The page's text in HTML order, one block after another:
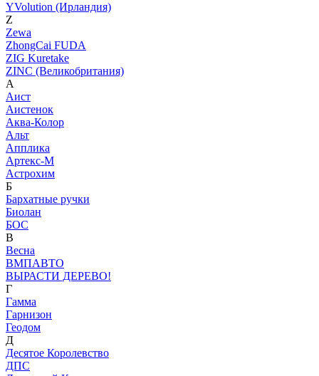
YVolution (Ирландия)
Z
Zewa
ZhongCai FUDA
ZIG Kuretake
ZINC (Великобритания)
А
Аист
Аистенок
Аква-Колор
Альт
Апплика
Артекс-М
Астрохим
Б
Бархатные ручки
Биолан
БОС
В
Весна
ВМПАВТО
ВЫРАСТИ ДЕРЕВО!
Г
Гамма
Гарнизон
Геодом
Д
Десятое Королевство
ДПС